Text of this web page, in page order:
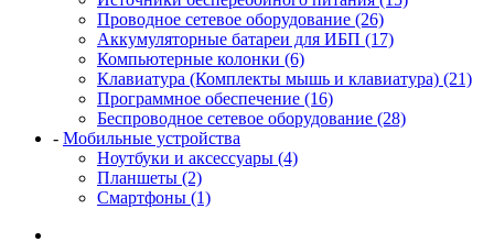
Проводное сетевое оборудование (26)
Аккумуляторные батареи для ИБП (17)
Компьютерные колонки (6)
Клавиатура (Комплекты мышь и клавиатура) (21)
Программное обеспечение (16)
Беспроводное сетевое оборудование (28)
- Мобильные устройства
Ноутбуки и аксессуары (4)
Планшеты (2)
Смартфоны (1)